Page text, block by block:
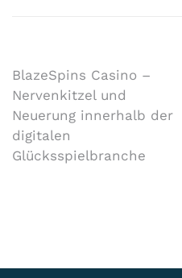
BlazeSpins Casino –
Nervenkitzel und
Neuerung innerhalb der
digitalen
Glücksspielbranche